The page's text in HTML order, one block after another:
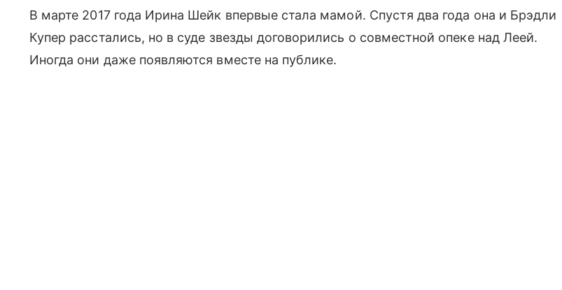
В марте 2017 года Ирина Шейк впервые стала мамой. Спустя два года она и Брэдли
Купер расстались, но в суде звезды договорились о совместной опеке над Леей.
Иногда они даже появляются вместе на публике.